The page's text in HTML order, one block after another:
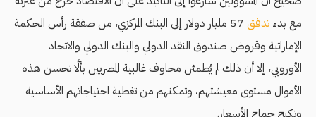
مع بدء تدفق
57 مليار دولار إلى البنك المركزي، من صفقة رأس الحكمة
الإماراتية وقروض صندوق النقد الدولي والبنك الدولي والاتحاد
الأوروبي، إلا أن ذلك لم يُطمئن مخاوف غالبية المصريين بألَّا تحسن هذه
الأموال مستوى معيشتهم، وتمكنهم من تغطية احتياجاتهم الأساسية
وتكبح جماح الأسعار.